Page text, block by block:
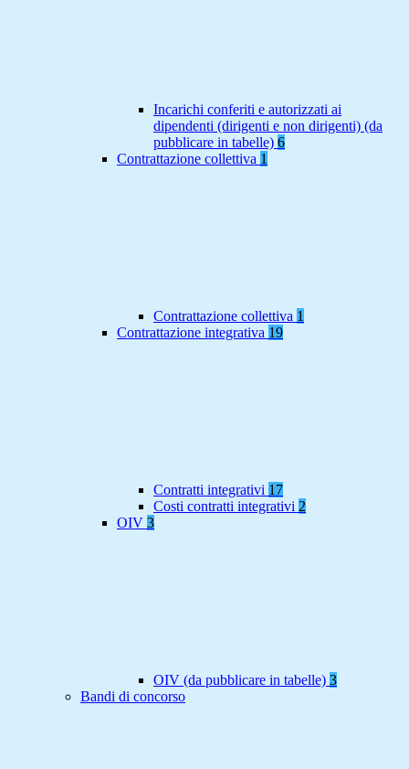
Incarichi conferiti e autorizzati ai
dipendenti (dirigenti e non dirigenti) (da
pubblicare in tabelle) 6
Contrattazione collettiva 1
Contrattazione collettiva 1
Contrattazione integrativa 19
Contratti integrativi 17
Costi contratti integrativi 2
OIV 3
OIV (da pubblicare in tabelle) 3
Bandi di concorso